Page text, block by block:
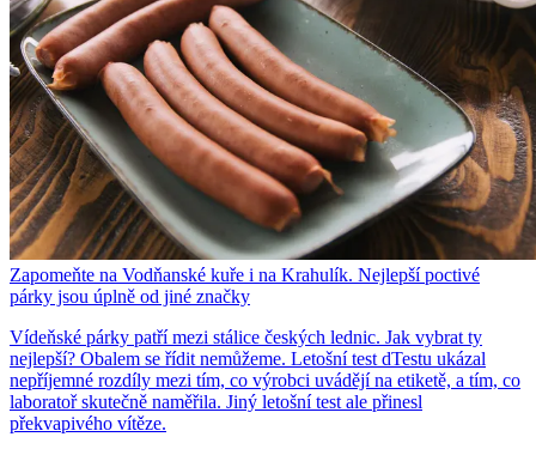
Zapomeňte na Vodňanské kuře i na Krahulík. Nejlepší poctivé
párky jsou úplně od jiné značky
Vídeňské párky patří mezi stálice českých lednic. Jak vybrat ty
nejlepší? Obalem se řídit nemůžeme. Letošní test dTestu ukázal
nepříjemné rozdíly mezi tím, co výrobci uvádějí na etiketě, a tím, co
laboratoř skutečně naměřila. Jiný letošní test ale přinesl
překvapivého vítěze.